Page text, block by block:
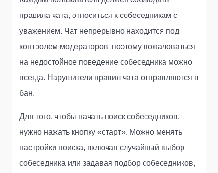
правила чата, относиться к собеседникам с
уважением. Чат непрерывно находится под
контролем модераторов, поэтому пожаловаться
на недостойное поведение собеседника можно
всегда. Нарушители правил чата отправляются в
бан.
Для того, чтобы начать поиск собеседников,
нужно нажать кнопку «старт». Можно менять
настройки поиска, включая случайный выбор
собеседника или задавая подбор собеседников,